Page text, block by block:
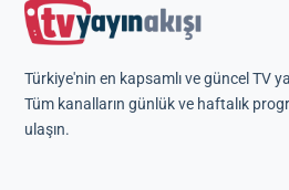
Türkiye'nin en kapsamlı ve güncel TV
Tüm kanalların günlük ve haftalık
ulaşın.